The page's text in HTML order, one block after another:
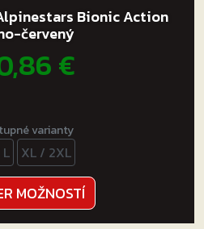
Bionic Action
červený
€
varianty
XL / 2XL
MOŽNOSTÍ
produkt